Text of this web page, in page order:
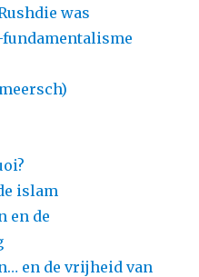
was
islam
en de
en de vrijheid van